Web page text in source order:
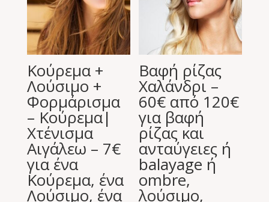
Κούρεμα +
Λούσιμο +
Φορμάρισμα
– Κούρεμα|
Χτένισμα
Αιγάλεω – 7€
για ένα
Κούρεμα, ένα
Λούσιμο, ένα
Βαφή ρίζας
Χαλάνδρι –
60€ από 120€
για βαφή
ρίζας και
ανταύγειες ή
balayage ή
ombre,
λούσιμο,